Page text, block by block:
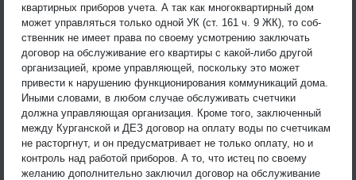
квартирных приборов учета. А так как многоквартирный дом
может управляться только одной УК (ст. 161 ч. 9 ЖК), то соб-
ственник не имеет права по своему усмотрению заключать
договор на обслуживание его квартиры с какой-либо другой
организацией, кроме управляющей, поскольку это может
привести к нарушению функционирования коммуникаций дома.
Иными словами, в любом случае обслуживать счетчики
должна управляющая организация. Кроме того, заключенный
между Курганской и ДЕЗ договор на оплату воды по счетчикам
не расторгнут, и он предусматривает не только оплату, но и
контроль над работой приборов. А то, что истец по своему
желанию дополнительно заключил договор на обслуживание